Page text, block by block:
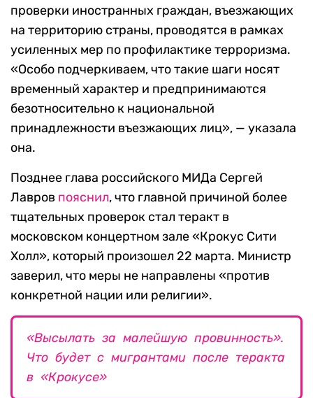
проверки иностранных граждан, въезжающих
на территорию страны, проводятся в рамках
усиленных мер по профилактике терроризма.
«Особо подчеркиваем, что такие шаги носят
временный характер и предпринимаются
безотносительно к национальной
принадлежности въезжающих лиц», — указала
она.
Позднее глава российского МИДа Сергей
Лавров пояснил, что главной причиной более
тщательных проверок стал теракт в
московском концертном зале «Крокус Сити
Холл», который произошел 22 марта. Министр
заверил, что меры не направлены «против
конкретной нации или религии».
«Высылать за малейшую провинность».
Что будет с мигрантами после теракта
в «Крокусе»